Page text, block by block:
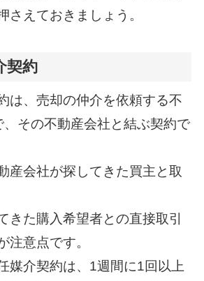
さえておきましょう。
契約
は、売却の仲介を依頼する不
その不動産会社と結ぶ契約で
産会社が探してきた買主と取
きた購入希望者との直接取引
注意点です。
媒介契約は、1週間に1回以上